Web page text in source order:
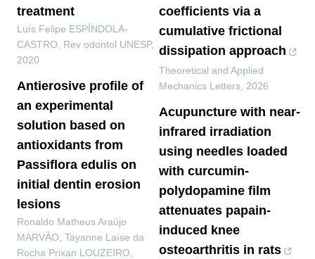
treatment
Luís Felipe ESPÍNDOLA-
CASTRO
Rev odontol UNESP,
2020
Antierosive profile of
an experimental
solution based on
antioxidants from
Passiflora edulis on
initial dentin erosion
lesions
Ronaldo Matheus Araújo
MARVÃO, Tayanne Laíse da
Rocha Prixan LOUZEIRO,
coefficients via a
cumulative frictional
dissipation approach
Theoretical and Applied
Mechanics Letters 2026
Acupuncture with near-
infrared irradiation
using needles loaded
with curcumin-
polydopamine film
attenuates papain-
induced knee
osteoarthritis in rats